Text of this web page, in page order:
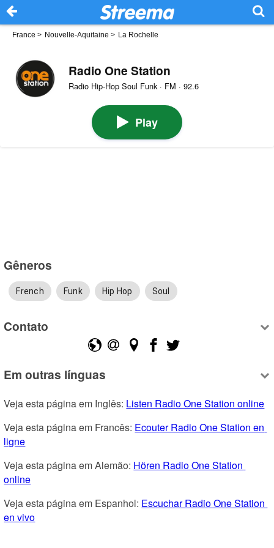
France > Nouvelle-Aquitaine > La Rochelle
Radio One Station
Radio Hip-Hop Soul Funk · FM · 92.6
Play
Gêneros
French Funk Hip Hop Soul
Contato
Em outras línguas
Veja esta página em Inglês: Listen Radio One Station online
Veja esta página em Francês: Ecouter Radio One Station en
ligne
Veja esta página em Alemão: Hören Radio One Station
online
Veja esta página em Espanhol: Escuchar Radio One Station
en vivo